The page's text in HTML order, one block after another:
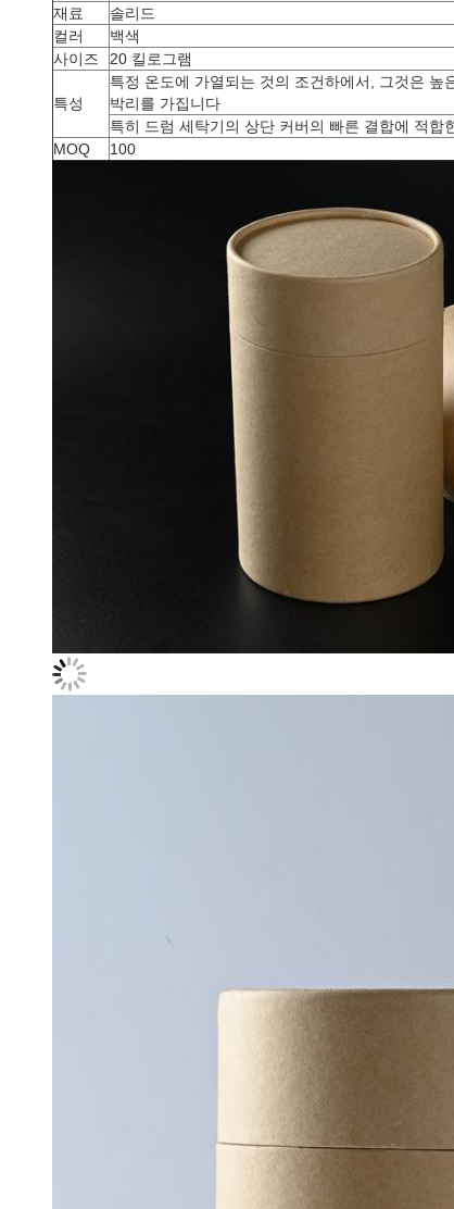
재료
솔리드
컬러
백색
사이즈
20 킬로그램
특성
특정 온도에 가열되는 것의 조건하에서, 그것은
박리를 가집니다
특히 드럼 세탁기의 상단 커버의 빠른 결합에 적합
MOQ
100